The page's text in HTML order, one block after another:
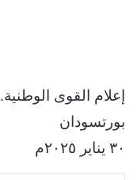
إعلام القوى الوطنية.
بورتسودان
٣٠ يناير ٢٠٢٥م